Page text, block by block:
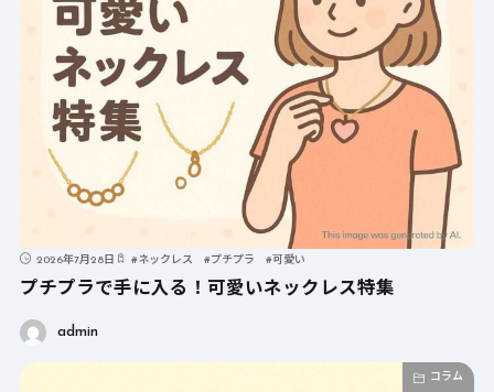
2026年7月28日 #ネックレス #プチプラ #可愛い
プチプラで手に入る！可愛いネックレス特集
admin
コラム